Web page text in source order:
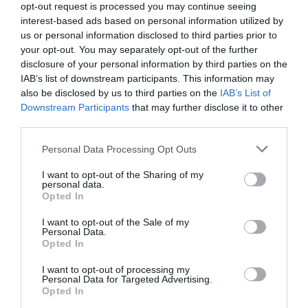
opt-out request is processed you may continue seeing
interest-based ads based on personal information utilized by
us or personal information disclosed to third parties prior to
your opt-out. You may separately opt-out of the further
disclosure of your personal information by third parties on the
IAB’s list of downstream participants. This information may
also be disclosed by us to third parties on the IAB’s List of
Downstream Participants that may further disclose it to other
Personal Data Processing Opt Outs
I want to opt-out of the Sharing of my
personal data.
Opted In
I want to opt-out of the Sale of my
Personal Data.
Opted In
I want to opt-out of processing my
Personal Data for Targeted Advertising.
Opted In
treballant intensament perquè este projecte veja la
llum ràpidament. Estos dos projectes són els nostres
abanderats, sense oblidar la gestió diària d’altres
iniciatives amb terminis d’execució vigents. El meu
propòsit és resoldre estes qüestions correctament en
el que queda de mandat.
transparència, eficiència i proximitat. Com es
traduïxen estes decisions concretes en la gestió del
dia a dia del municipi?
Considere fonamental ser transparent amb la
ciutadania. La gent ha de conèixer com funciona
realment l’Ajuntament en el seu dia a dia, una tasca
que no sempre és senzilla. Volem que els veïns siguen